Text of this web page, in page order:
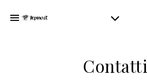
Contatti